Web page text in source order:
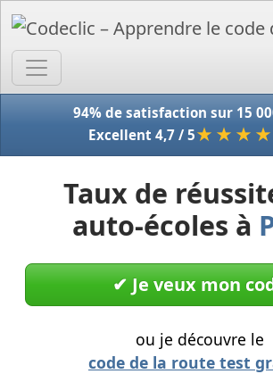
94% de satisfaction sur 15
Excellent 4,7 / 5★★★★
Taux de
auto-écoles à
✔︎ Je veux mon
ou je découvre le
code de la route test